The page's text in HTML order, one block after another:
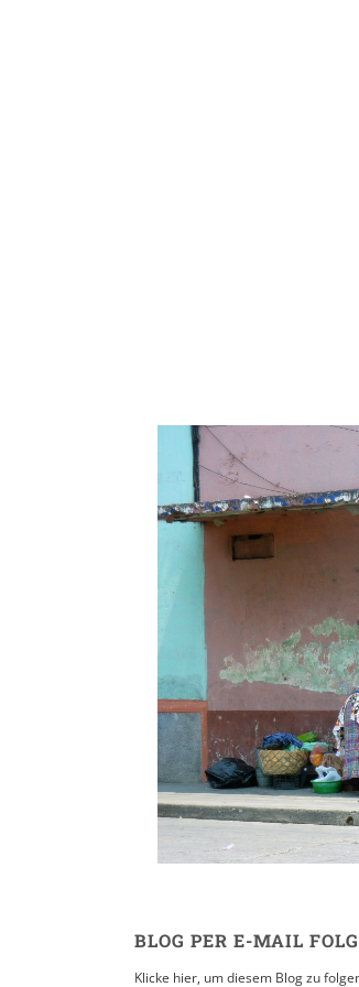
BLOG PER E-MAIL
Klicke hier, um diesem Blog zu